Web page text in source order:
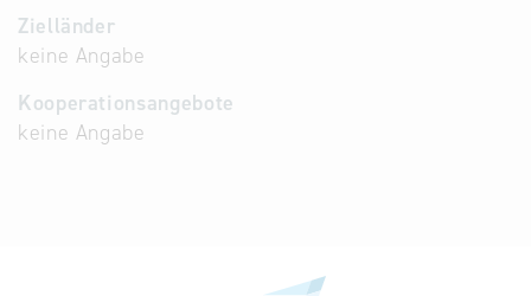
Zielländer
keine Angabe
Kooperationsangebote
keine Angabe